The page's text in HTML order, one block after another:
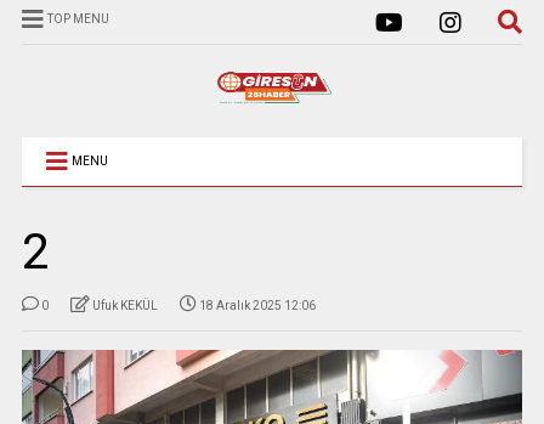
TOP MENU
MENU
2
0 Ufuk KEKÜL 18 Aralık 2025 12:06